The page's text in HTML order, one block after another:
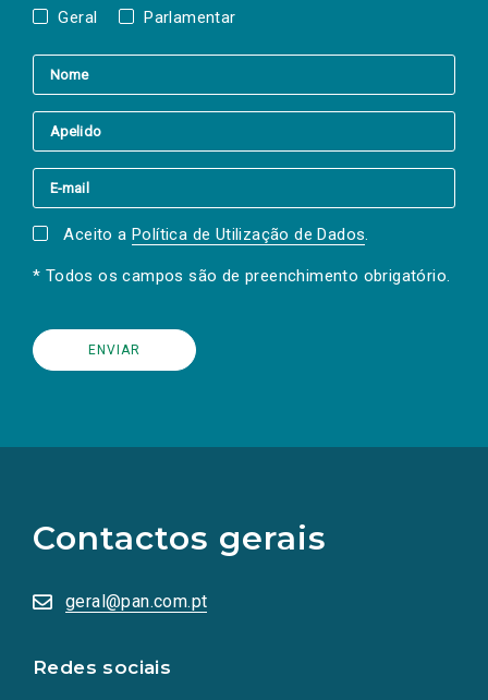
Geral Parlamentar
Aceito a Política de Utilização de Dados.
* Todos os campos são de preenchimento obrigatório.
Contactos gerais
geral@pan.com.pt
Redes sociais
redes
sociais
numa
nova